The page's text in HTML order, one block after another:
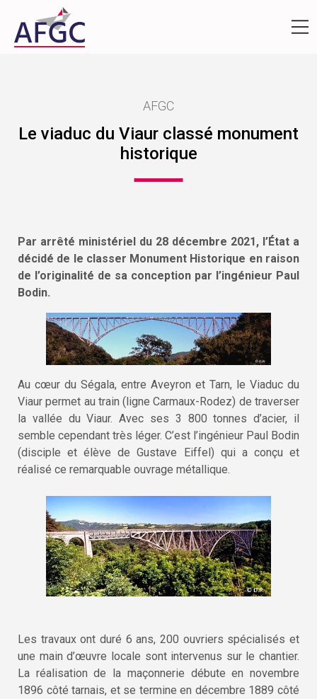
AFGC
Le viaduc du Viaur classé monument
historique
Par arrêté ministériel du 28 décembre 2021, l’État a
décidé de le classer Monument Historique en raison
de l’originalité de sa conception par l’ingénieur Paul
Bodin.
Au cœur du Ségala, entre Aveyron et Tarn, le Viaduc du
Viaur permet au train (ligne Carmaux-Rodez) de traverser
la vallée du Viaur. Avec ses 3 800 tonnes d’acier, il
semble cependant très léger. C’est l’ingénieur Paul Bodin
(disciple et élève de Gustave Eiffel) qui a conçu et
réalisé ce remarquable ouvrage métallique.
Les travaux ont duré 6 ans, 200 ouvriers spécialisés et
une main d’œuvre locale sont intervenus sur le chantier.
La réalisation de la maçonnerie débute en novembre
1896 côté tarnais, et se termine en décembre 1889 côté